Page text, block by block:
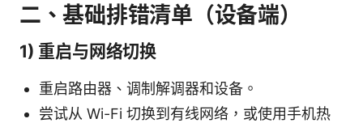
二、基础排错清单（设备端）
1) 重启与网络切换
重启路由器、调制解调器和设备。
尝试从 Wi-Fi 切换到有线网络，或使用手机热